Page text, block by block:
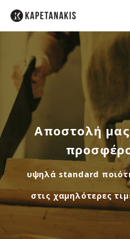
Αποστολή μας
υψηλά standard
στις χαμηλότερες